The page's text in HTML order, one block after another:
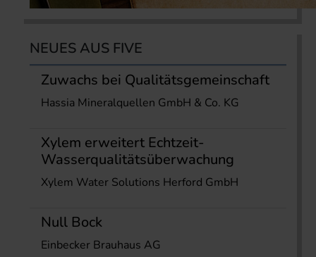
NEUES AUS FIVE
Zuwachs bei Qualitätsgemeinschaft
Hassia Mineralquellen GmbH & Co. KG
Xylem erweitert Echtzeit-
Wasserqualitätsüberwachung
Xylem Water Solutions Herford GmbH
Null Bock
Einbecker Brauhaus AG